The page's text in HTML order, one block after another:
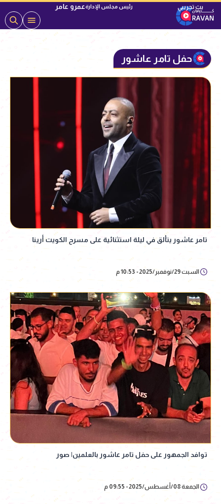
رئيس مجلس الإدارةعمرو عامر
حفل تامر عاشور
تامر عاشور يتألق في ليلة استثنائية على مسرح الكويت أرينا
السبت 29/نوفمبر/2025 - 10:53 م
توافد الجمهور على حفل تامر عاشور بالعلمين| صور
الجمعة 08/أغسطس/2025 - 09:55 م